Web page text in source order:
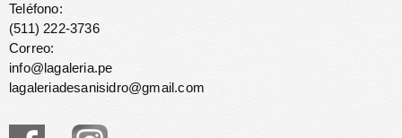
Teléfono:
(511) 222-3736
Correo:
info@lagaleria.pe
lagaleriadesanisidro@gmail.com